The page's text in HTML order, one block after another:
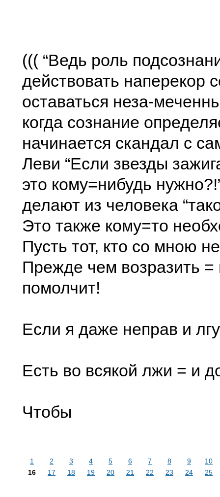
((( “Ведь роль
действовать наперекор
оставаться неза-
когда сознание
начинается скандал с
Леви “Если звезды
это кому=нибудь
делают из человека
Это также кому=то
Пусть тот, кто со мною
Прежде чем возразить =
помолчит!
Если я даже неправ и
Есть во всякой лжи = и
Чтобы
1 2 3 4 5 6 7 8 9
10
16
17 18 19 20 21 22 23 24 25